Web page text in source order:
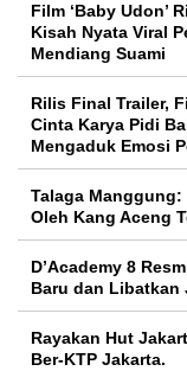
Film ‘Baby Udon’
Kisah Nyata Viral
Mendiang Suami
Rilis Final Trailer,
Cinta Karya Pidi
Mengaduk Emosi
Talaga
Oleh Kang Aceng
D’Academy 8
Baru dan Libatkan
Rayakan Hut
Ber-KTP Jakarta.